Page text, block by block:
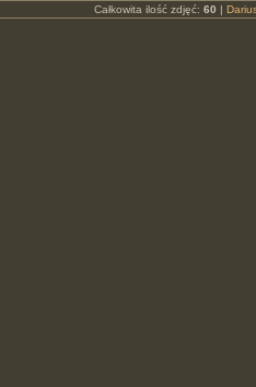
Całkowita ilość zdjęć: 60 |